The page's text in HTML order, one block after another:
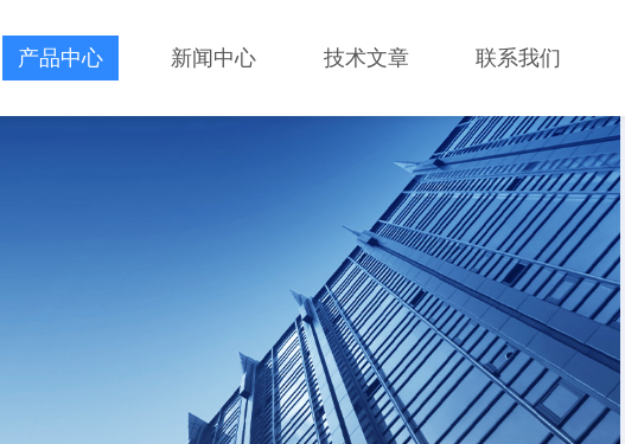
产品中心 新闻中心 技术文章 联系我们